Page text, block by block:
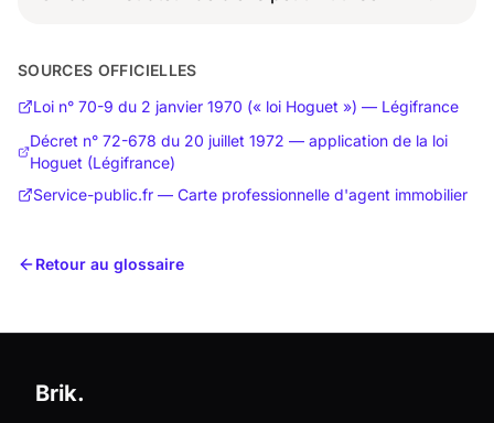
SOURCES OFFICIELLES
Loi n° 70-9 du 2 janvier 1970 (« loi Hoguet ») — Légifrance
Décret n° 72-678 du 20 juillet 1972 — application de la loi
Hoguet (Légifrance)
Service-public.fr — Carte professionnelle d'agent immobilier
Retour au glossaire
Brik.